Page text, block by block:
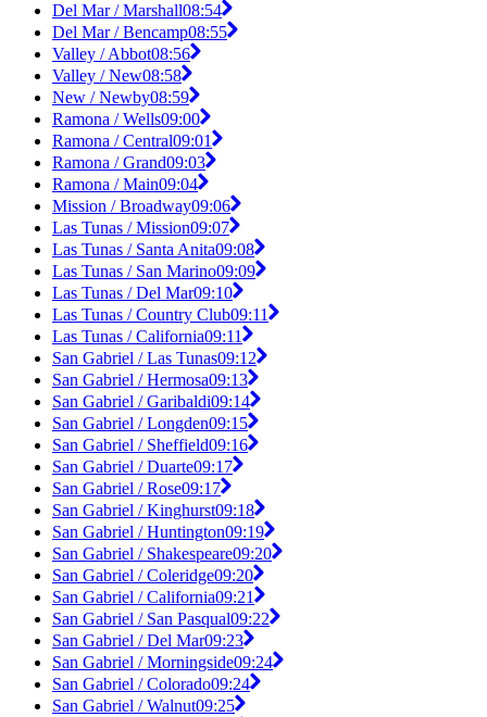
Del Mar / Marshall08:54
Del Mar / Bencamp08:55
Valley / Abbot08:56
Valley / New08:58
New / Newby08:59
Ramona / Wells09:00
Ramona / Central09:01
Ramona / Grand09:03
Ramona / Main09:04
Mission / Broadway09:06
Las Tunas / Mission09:07
Las Tunas / Santa Anita09:08
Las Tunas / San Marino09:09
Las Tunas / Del Mar09:10
Las Tunas / Country Club09:11
Las Tunas / California09:11
San Gabriel / Las Tunas09:12
San Gabriel / Hermosa09:13
San Gabriel / Garibaldi09:14
San Gabriel / Longden09:15
San Gabriel / Sheffield09:16
San Gabriel / Duarte09:17
San Gabriel / Rose09:17
San Gabriel / Kinghurst09:18
San Gabriel / Huntington09:19
San Gabriel / Shakespeare09:20
San Gabriel / Coleridge09:20
San Gabriel / California09:21
San Gabriel / San Pasqual09:22
San Gabriel / Del Mar09:23
San Gabriel / Morningside09:24
San Gabriel / Colorado09:24
San Gabriel / Walnut09:25